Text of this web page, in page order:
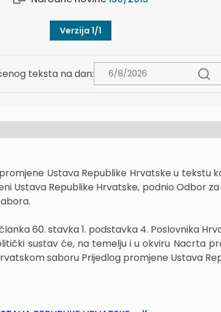
Verzija 1/1
teksta na dan:
Ustava Republike Hrvatske u tekstu
Ustava Republike Hrvatske, podnio Odbor
60. stavka 1. podstavka 4. Poslovnika
sustav će, na temelju i u okviru Nacrta
saboru Prijedlog promjene Ustava